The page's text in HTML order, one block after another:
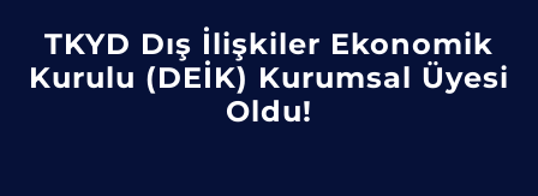
TKYD Dış İlişkiler Ekonomik
Kurulu (DEİK) Kurumsal Üyesi
Oldu!